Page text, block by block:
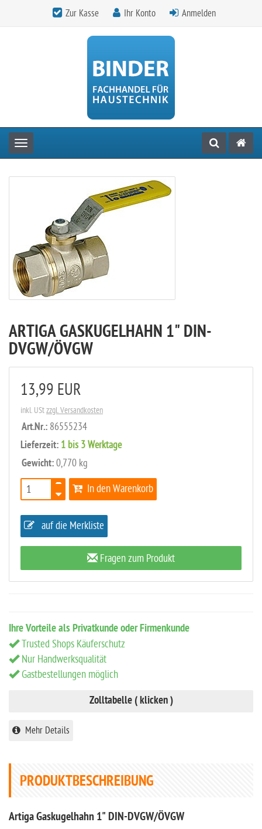
Zur Kasse Ihr Konto Anmelden
Toggle navigation
ARTIGA GASKUGELHAHN 1" DIN-
DVGW/ÖVGW
13,99 EUR
inkl. UStzzgl. Versandkosten
Art.Nr.: 86555234
Lieferzeit: 1 bis 3 Werktage
Gewicht: 0,770 kg
In den Warenkorb
auf die Merkliste
Fragen zum Produkt
Ihre Vorteile als Privatkunde oder Firmenkunde
Trusted Shops Käuferschutz
Nur Handwerksqualität
Gastbestellungen möglich
Zolltabelle ( klicken )
Mehr Details
PRODUKTBESCHREIBUNG
Artiga Gaskugelhahn 1" DIN-DVGW/ÖVGW